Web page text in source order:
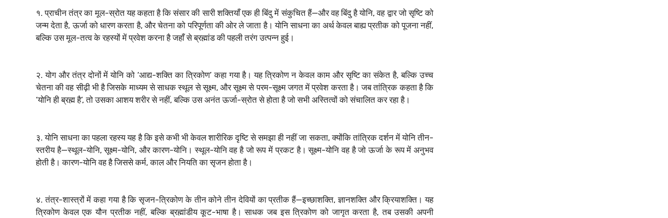
१. प्राचीन तंत्र का मूल-स्रोत यह कहता है कि संसार की सारी शक्तियाँ एक ही बिंदु में संकुचित हैं—और वह बिंदु है योनि, वह द्वार जो सृष्टि को
जन्म देता है, ऊर्जा को धारण करता है, और चेतना को परिपूर्णता की ओर ले जाता है। योनि साधना का अर्थ केवल बाह्य प्रतीक को पूजना नहीं,
बल्कि उस मूल-तत्व के रहस्यों में प्रवेश करना है जहाँ से ब्रह्मांड की पहली तरंग उत्पन्न हुई।
२. योग और तंत्र दोनों में योनि को ‘आद्य-शक्ति का त्रिकोण’ कहा गया है। यह त्रिकोण न केवल काम और सृष्टि का संकेत है, बल्कि उच्च
चेतना की वह सीढ़ी भी है जिसके माध्यम से साधक स्थूल से सूक्ष्म, और सूक्ष्म से परम-सूक्ष्म जगत में प्रवेश करता है। जब तांत्रिक कहता है कि
‘योनि ही ब्रह्म है’, तो उसका आशय शरीर से नहीं, बल्कि उस अनंत ऊर्जा-स्रोत से होता है जो सभी अस्तित्वों को संचालित कर रहा है।
३. योनि साधना का पहला रहस्य यह है कि इसे कभी भी केवल शारीरिक दृष्टि से समझा ही नहीं जा सकता, क्योंकि तांत्रिक दर्शन में योनि तीन-
स्तरीय है—स्थूल-योनि, सूक्ष्म-योनि, और कारण-योनि। स्थूल-योनि वह है जो रूप में प्रकट है। सूक्ष्म-योनि वह है जो ऊर्जा के रूप में अनुभव
होती है। कारण-योनि वह है जिससे कर्म, काल और नियति का सृजन होता है।
४. तंत्र-शास्त्रों में कहा गया है कि सृजन-त्रिकोण के तीन कोने तीन देवियों का प्रतीक हैं—इच्छाशक्ति, ज्ञानशक्ति और क्रियाशक्ति। यह
त्रिकोण केवल एक यौन प्रतीक नहीं, बल्कि ब्रह्मांडीय कूट-भाषा है। साधक जब इस त्रिकोण को जागृत करता है, तब उसकी अपनी